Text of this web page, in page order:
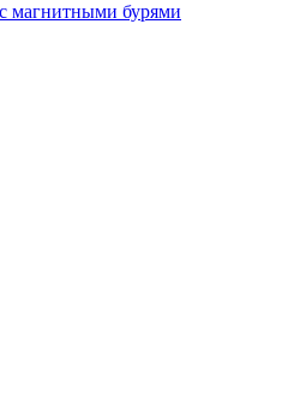
магнитными бурями